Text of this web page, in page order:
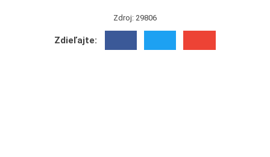
Zdroj: 29806
Zdieľajte: